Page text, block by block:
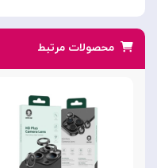
محصولات مرتبط